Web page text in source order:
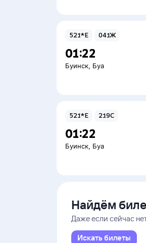
521*Е 041Ж
01:22
Буинск, Буа
521*Е 219С
01:22
Буинск, Буа
Найдём
Даже если сейчас
Искать билеты